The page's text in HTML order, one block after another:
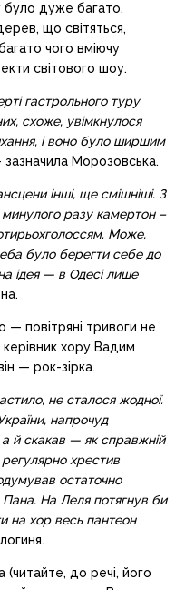
було дуже багато.
що світяться,
чого вміючу
світового шоу.
гастрольного туру
схоже, увімкнулося
і воно було ширшим
зазначила Морозовська.
інші, ще смішніші. З
разу камертон –
Може,
було берегти себе до
ідея — в Одесі лише
— повітряні тривоги не
хору Вадим
— рок-зірка.
не сталося жодної.
напрочуд
а й скакав — як справжній
хрестив
остаточно
На Леля потягнув би
на хор весь пантеон
до речі, його